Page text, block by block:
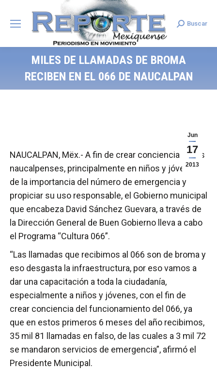
Search:
Buscar
MILES DE LLAMADAS DE BROMA
RECIBEN EN EL 066 DE NAUCALPAN
Jun
17
2013
NAUCALPAN, Mëx.- A fin de crear conciencia en los
naucalpenses, principalmente en niños y jóvenes
de la importancia del número de emergencia y
propiciar su uso responsable, el Gobierno municipal
que encabeza David Sánchez Guevara, a través de
la Dirección General de Buen Gobierno lleva a cabo
el Programa “Cultura 066”.
“Las llamadas que recibimos al 066 son de broma y
eso desgasta la infraestructura, por eso vamos a
dar una capacitación a toda la ciudadanía,
especialmente a niños y jóvenes, con el fin de
crear conciencia del funcionamiento del 066, ya
que en estos primeros 6 meses del año recibimos,
35 mil 81 llamadas en falso, de las cuales a 3 mil 72
se mandaron servicios de emergencia”, afirmó el
Presidente Municipal.